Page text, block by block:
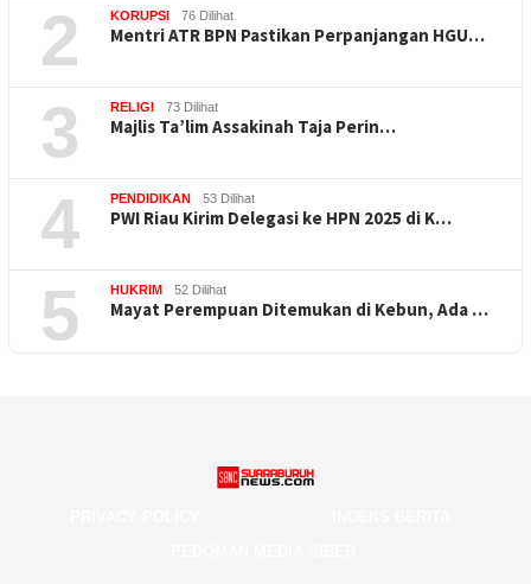
2 KORUPSI 76 Dilihat
Mentri ATR BPN Pastikan Perpanjangan HGU…
3 RELIGI 73 Dilihat
Majlis Ta’lim Assakinah Taja Perin…
4 PENDIDIKAN 53 Dilihat
PWI Riau Kirim Delegasi ke HPN 2025 di K…
5 HUKRIM 52 Dilihat
Mayat Perempuan Ditemukan di Kebun, Ada …